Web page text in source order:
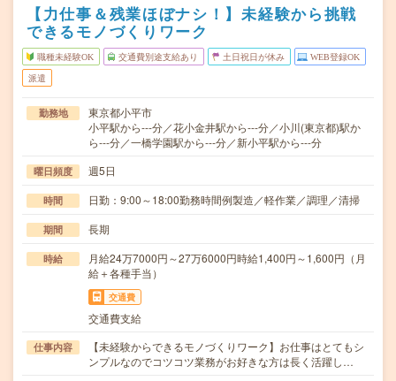
【力仕事＆残業ほぼナシ！】未経験から挑戦
できるモノづくりワーク
職種未経験OK 交通費別途支給あり 土日祝日が休み WEB登録OK
派遣
勤務地
東京都小平市
小平駅から---分／花小金井駅から---分／小川(東京都)駅か
ら---分／一橋学園駅から---分／新小平駅から---分
曜日頻度 週5日
時間 日勤：9:00～18:00勤務時間例製造／軽作業／調理／清掃
期間 長期
時給
月給24万7000円～27万6000円時給1,400円～1,600円（月
給＋各種手当）
交通費
交通費支給
仕事内容
【未経験からできるモノづくりワーク】お仕事はとてもシ
ンプルなのでコツコツ業務がお好きな方は長く活躍し…